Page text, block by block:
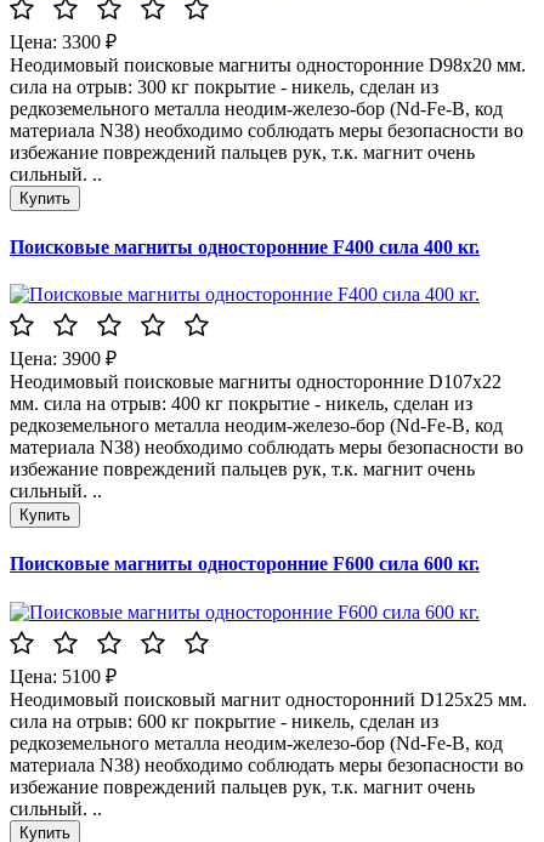
Цена: 3300 ₽
Неодимовый поисковые магниты односторонние D98x20 мм.
сила на отрыв: 300 кг покрытие - никель, сделан из
редкоземельного металла неодим-железо-бор (Nd-Fe-B, код
материала N38) необходимо соблюдать меры безопасности во
избежание повреждений пальцев рук, т.к. магнит очень
сильный. ..
Поисковые магниты односторонние F400 сила 400 кг.
Цена: 3900 ₽
Неодимовый поисковые магниты односторонние D107x22
мм. сила на отрыв: 400 кг покрытие - никель, сделан из
редкоземельного металла неодим-железо-бор (Nd-Fe-B, код
материала N38) необходимо соблюдать меры безопасности во
избежание повреждений пальцев рук, т.к. магнит очень
сильный. ..
Поисковые магниты односторонние F600 сила 600 кг.
Цена: 5100 ₽
Неодимовый поисковый магнит односторонний D125x25 мм.
сила на отрыв: 600 кг покрытие - никель, сделан из
редкоземельного металла неодим-железо-бор (Nd-Fe-B, код
материала N38) необходимо соблюдать меры безопасности во
избежание повреждений пальцев рук, т.к. магнит очень
сильный. ..